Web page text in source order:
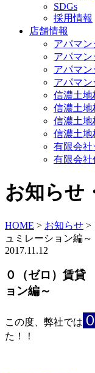
SDGs
採用情報
店舗情報
アパマ
アパマ
アパマ
アパマ
信濃土地
信濃土地
信濃土地
信濃土地
有限会社
有限会社
お知らせ
HOME > お知らせ >
ュミレーション編～
2017.11.12
０（ゼロ）賃貸
ョン編～
この度、弊社では
た！！